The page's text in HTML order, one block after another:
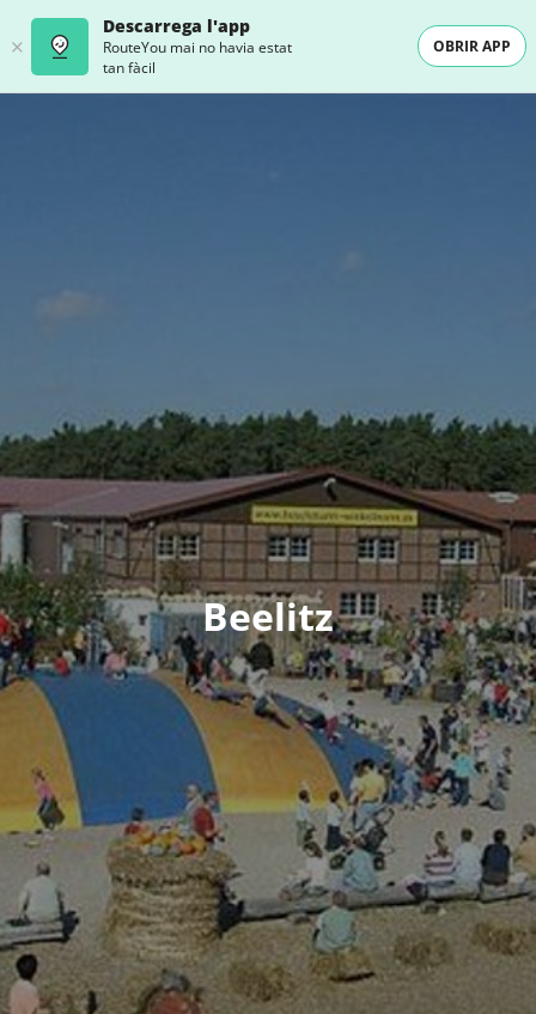
Descarrega l'app
RouteYou mai no havia estat
tan fàcil
OBRIR APP
Beelitz